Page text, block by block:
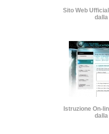
Sito Web
Istruzione On-